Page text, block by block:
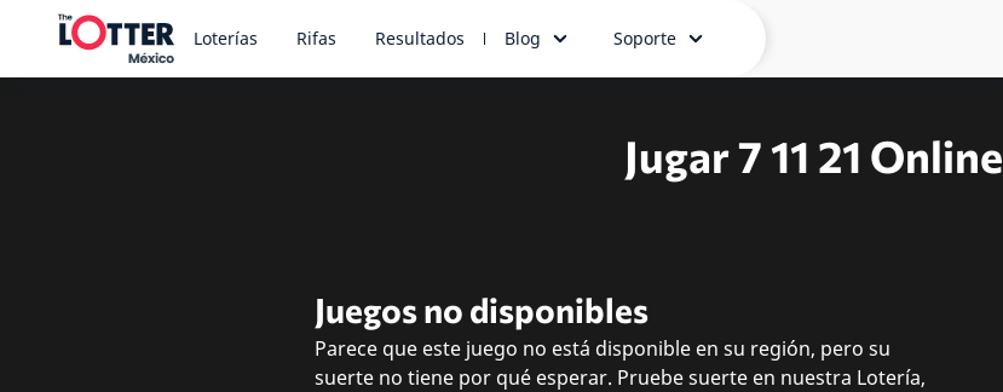
Loterías Rifas Resultados Blog Soporte
Jugar 7 11 21 Online
Juegos no disponibles
Parece que este juego no está disponible en su región, pero su
suerte no tiene por qué esperar. Pruebe suerte en nuestra Lotería,